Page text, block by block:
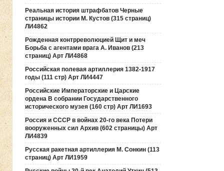
Реальная история штрафбатов Черные
страницы истории М. Кустов (315 страниц)
ЛИ4862
Рожденная контрреволюцией Щит и меч
Борьба с агентами врага А. Иванов (213
страниц) Арт ЛИ4868
Российская полевая артиллерия 1382-1917
годы (111 стр) Арт ЛИ4447
Российские Императорские и Царские
ордена В собрании Государственного
исторического музея (160 стр) Арт ЛИ1693
Россия и СССР в войнах 20-го века Потери
вооруженных сил Архив (602 страницы) Арт
ЛИ4839
Русская ракетная артиллерия М. Сонкин (113
страниц) Арт ЛИ1959